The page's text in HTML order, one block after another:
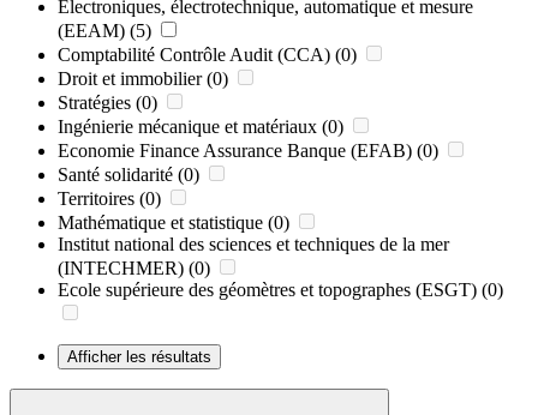
Electroniques, électrotechnique, automatique et mesure
(EEAM) (5)
Comptabilité Contrôle Audit (CCA) (0)
Droit et immobilier (0)
Stratégies (0)
Ingénierie mécanique et matériaux (0)
Economie Finance Assurance Banque (EFAB) (0)
Santé solidarité (0)
Territoires (0)
Mathématique et statistique (0)
Institut national des sciences et techniques de la mer
(INTECHMER) (0)
Ecole supérieure des géomètres et topographes (ESGT) (0)
Afficher les résultats